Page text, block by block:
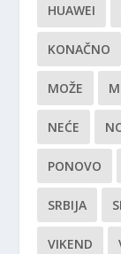
HUAWEI
KONAČNO
MOŽE
NEĆE
PONOVO
SRBIJA
VIKEND